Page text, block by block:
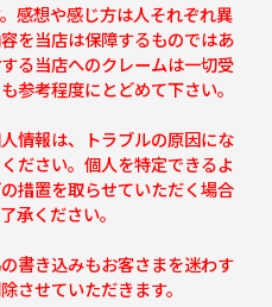
感想や感じ方は人それぞれ異
を当店は保障するものではあ
る当店へのクレームは一切受
参考程度にとどめて下さい。
情報は、トラブルの原因にな
ださい。個人を特定できるよ
措置を取らせていただく場合
承ください。
書き込みもお客さまを迷わす
させていただきます。